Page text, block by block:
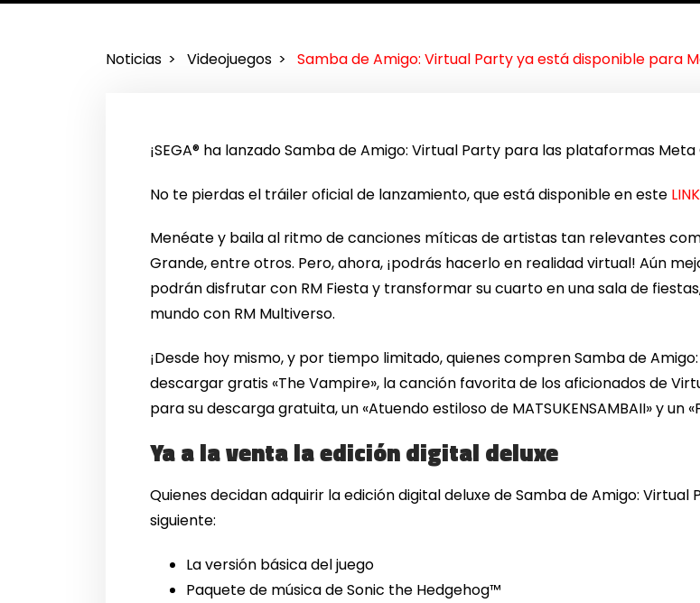
Noticias Videojuegos Samba de Amigo: Virtual Party ya está disponible para
¡SEGA®️ ha lanzado Samba de Amigo: Virtual Party para las plataformas
No te pierdas el tráiler oficial de lanzamiento, que está disponible en este LINK
Menéate y baila al ritmo de canciones míticas de artistas tan relevantes
Grande, entre otros. Pero, ahora, ¡podrás hacerlo en realidad virtual! Aún
podrán disfrutar con RM Fiesta y transformar su cuarto en una sala de
mundo con RM Multiverso.
¡Desde hoy mismo, y por tiempo limitado, quienes compren Samba de
descargar gratis «The Vampire», la canción favorita de los aficionados de
para su descarga gratuita, un «Atuendo estiloso de MATSUKENSAMBAII» y un
Ya a la venta la edición digital deluxe
Quienes decidan adquirir la edición digital deluxe de Samba de Amigo:
siguiente:
La versión básica del juego
Paquete de música de Sonic the Hedgehog™️